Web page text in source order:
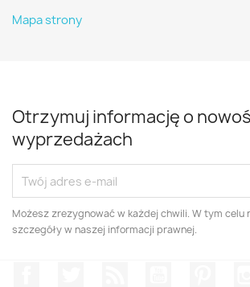
Mapa strony
Otrzymuj informację o
wyprzedażach
Możesz zrezygnować w każdej chwili. W tym celu
szczegóły w naszej informacji prawnej.